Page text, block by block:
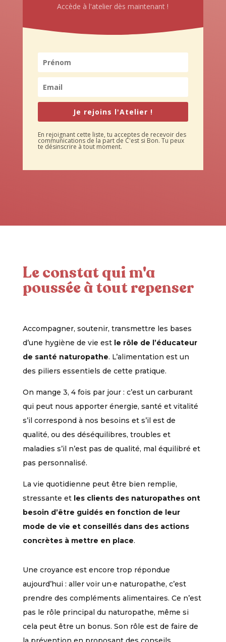
Accède à l'atelier dès maintenant !
Je rejoins l'Atelier !
En rejoignant cette liste, tu acceptes de recevoir des
communications de la part de C'est si Bon. Tu peux
te désinscrire à tout moment.
Le constat qui m'a
poussée à tout repenser
Accompagner, soutenir, transmettre les bases
d’une hygiène de vie est le rôle de l’éducateur
de santé naturopathe. L’alimentation est un
des piliers essentiels de cette pratique.
On mange 3, 4 fois par jour : c’est un carburant
qui peut nous apporter énergie, santé et vitalité
s’il correspond à nos besoins et s’il est de
qualité, ou des déséquilibres, troubles et
maladies s’il n’est pas de qualité, mal équilibré et
pas personnalisé.
La vie quotidienne peut être bien remplie,
stressante et les clients des naturopathes ont
besoin d’être guidés en fonction de leur
mode de vie et conseillés dans des actions
concrètes à mettre en place.
Une croyance est encore trop répondue
aujourd’hui : aller voir un·e naturopathe, c’est
prendre des compléments alimentaires. Ce n’est
pas le rôle principal du naturopathe, même si
cela peut être un bonus. Son rôle est de faire de